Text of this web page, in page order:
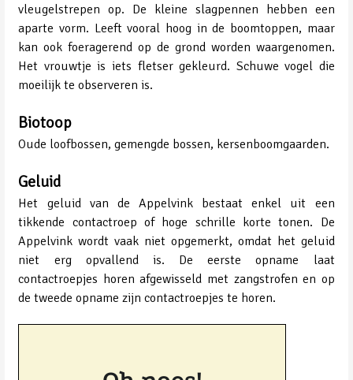
vleugelstrepen op. De kleine slagpennen hebben een
aparte vorm. Leeft vooral hoog in de boomtoppen, maar
kan ook foeragerend op de grond worden waargenomen.
Het vrouwtje is iets fletser gekleurd. Schuwe vogel die
moeilijk te observeren is.
Biotoop
Oude loofbossen, gemengde bossen, kersenboomgaarden.
Geluid
Het geluid van de Appelvink bestaat enkel uit een
tikkende contactroep of hoge schrille korte tonen. De
Appelvink wordt vaak niet opgemerkt, omdat het geluid
niet erg opvallend is. De eerste opname laat
contactroepjes horen afgewisseld met zangstrofen en op
de tweede opname zijn contactroepjes te horen.